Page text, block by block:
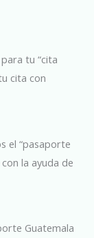
tu “cita
cita con
el “pasaporte
la ayuda de
Guatemala